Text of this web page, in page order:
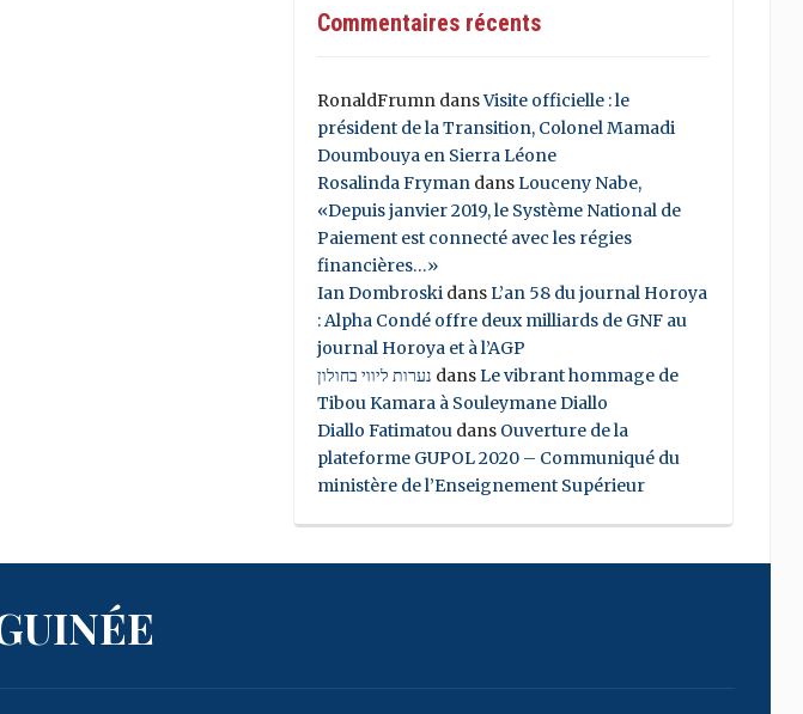
Commentaires récents
RonaldFrumndansVisite officielle : le
président de la Transition, Colonel Mamadi
Doumbouya en Sierra Léone
Rosalinda FrymandansLouceny Nabe,
«Depuis janvier 2019, le Système National de
Paiement est connecté avec les régies
financières…»
Ian DombroskidansL’an 58 du journal Horoya
: Alpha Condé offre deux milliards de GNF au
journal Horoya et à l’AGP
נערות ליווי בחולון dansLe vibrant hommage de
Tibou Kamara à Souleymane Diallo
Diallo Fatimatoudans Ouverture de la
plateforme GUPOL 2020 – Communiqué du
ministère de l’Enseignement Supérieur